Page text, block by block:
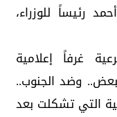
رئيساً للوزراء،
غرفاً إعلامية
وضد الجنوب..
التي تشكلت بعد